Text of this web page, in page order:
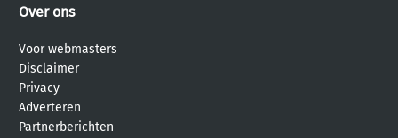
Over ons
Voor webmasters
Disclaimer
Privacy
Adverteren
Partnerberichten